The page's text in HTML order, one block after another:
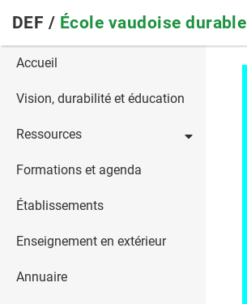
main
navigation
DEF / École vaudoise durable
Main
navigation
Accueil
Vision, durabilité et éducation
Ressources
Formations et agenda
Établissements
Enseignement en extérieur
Annuaire